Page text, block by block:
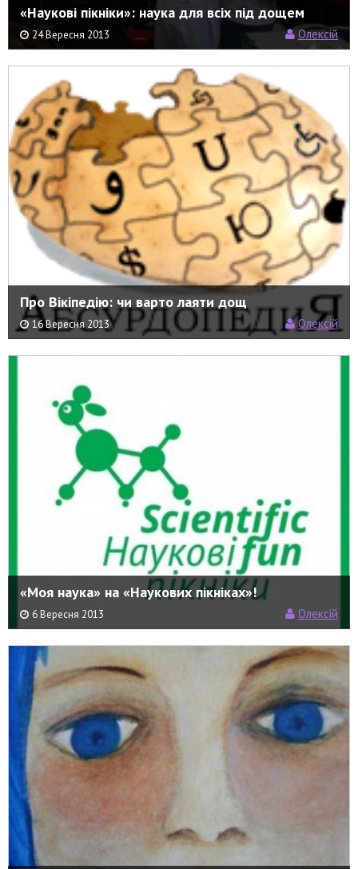
«Наукові пікніки»: наука для всіх під дощем
24 Вересня 2013 Олексій
Про Вікіпедію: чи варто лаяти дощ
16 Вересня 2013 Олексій
«Моя наука» на «Наукових пікніках»!
6 Вересня 2013 Олексій